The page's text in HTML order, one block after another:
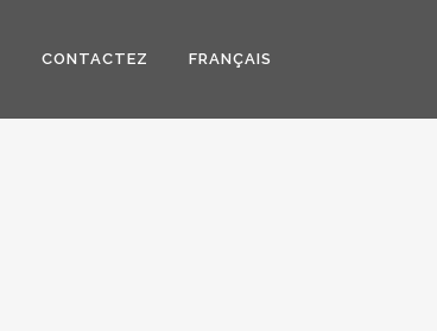
CONTACTEZ FRANÇAIS